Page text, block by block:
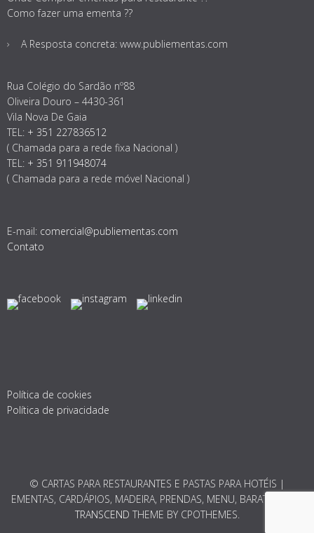
Como fazer uma ementa ??
A Resposta concreta: www.publiementas.com
Rua Colégio do Sardão nº88
Oliveira Douro – 4430-361
Vila Nova De Gaia
TEL: + 351 227836512
( Chamada para a rede fixa Nacional )
TEL: + 351 911948074
( Chamada para a rede móvel Nacional )
E-mail: comercial@publiementas.com
Contato
Política de cookies
Política de privacidade
© CARTAS PARA RESTAURANTES E PASTAS PARA HOTÉIS |
EMENTAS, CARDÁPIOS, MADEIRA, PRENDAS, MENU, BARATO 2026.
TRANSCEND THEME BY CPOTHEMES.